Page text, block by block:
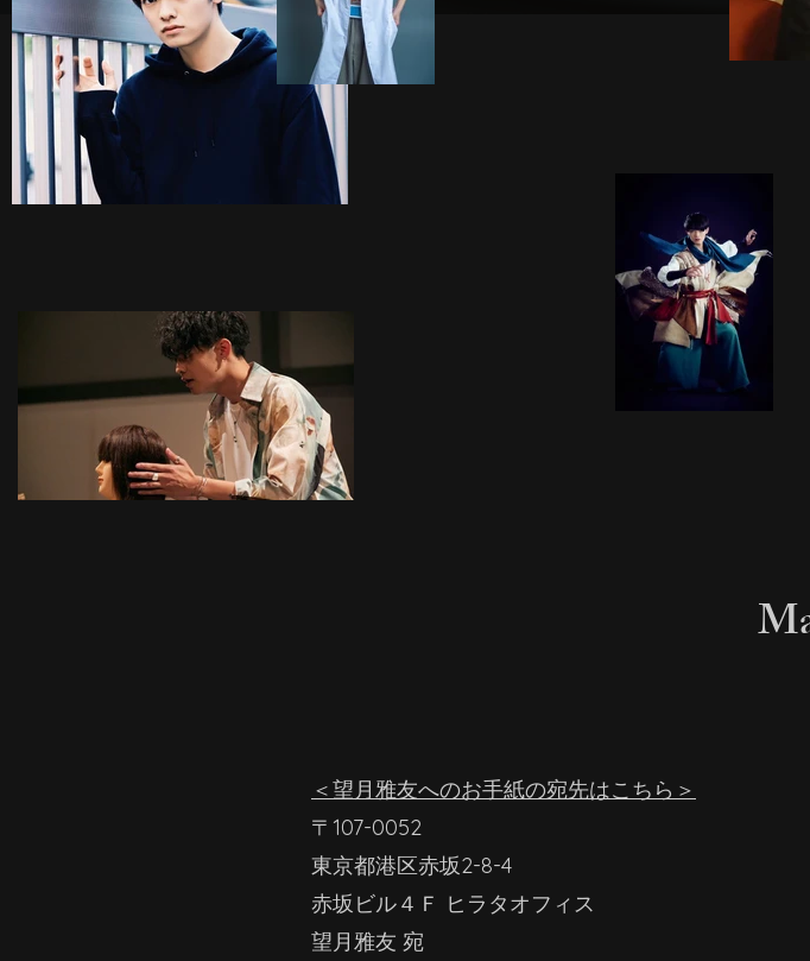
＜望月雅友へのお手紙の宛先はこちら＞
〒107-0052
東京都港区赤坂2-8-4
赤坂ビル４Ｆ ヒラタオフィス
​望月雅友 宛